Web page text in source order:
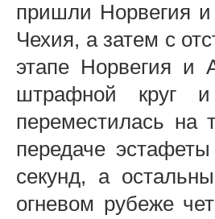
пришли Норвегия
Чехия, а затем с
этапе Норвегия и
штрафной круг
переместилась на
передаче
секунд, а
огневом рубеже